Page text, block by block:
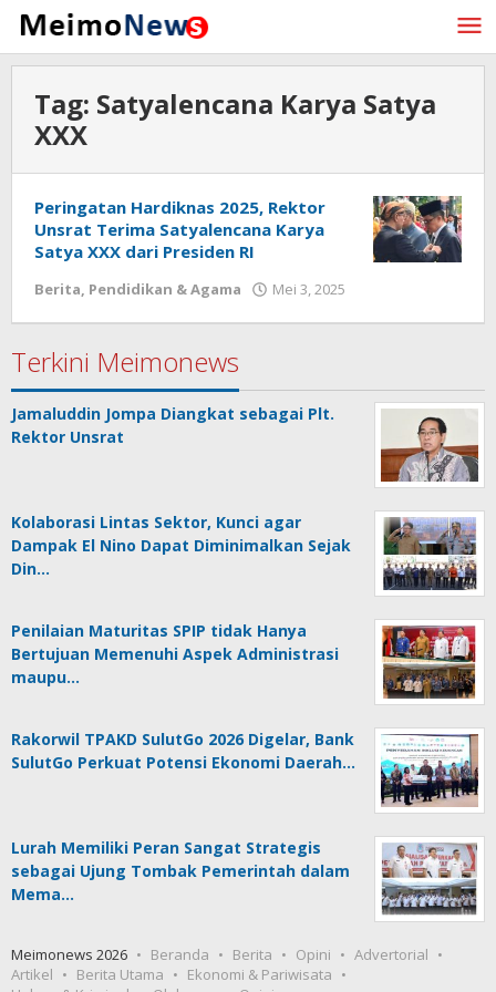
Lewati
konten
Tag: Satyalencana Karya Satya
XXX
Peringatan Hardiknas 2025, Rektor
Unsrat Terima Satyalencana Karya
Satya XXX dari Presiden RI
Berita, Pendidikan & Agama Mei 3, 2025
Terkini Meimonews
Jamaluddin Jompa Diangkat sebagai Plt.
Rektor Unsrat
Kolaborasi Lintas Sektor, Kunci agar
Dampak El Nino Dapat Diminimalkan Sejak
Din…
Penilaian Maturitas SPIP tidak Hanya
Bertujuan Memenuhi Aspek Administrasi
maupu…
Rakorwil TPAKD SulutGo 2026 Digelar, Bank
SulutGo Perkuat Potensi Ekonomi Daerah…
Lurah Memiliki Peran Sangat Strategis
sebagai Ujung Tombak Pemerintah dalam
Mema…
Meimonews 2026 Beranda Berita Opini
Advertorial
Artikel
Berita Utama
Ekonomi & Pariwisata